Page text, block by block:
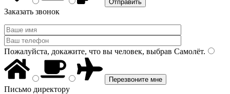
Заказать звонок
Пожалуйста, докажите, что вы человек, выбрав Самолёт.
Письмо директору